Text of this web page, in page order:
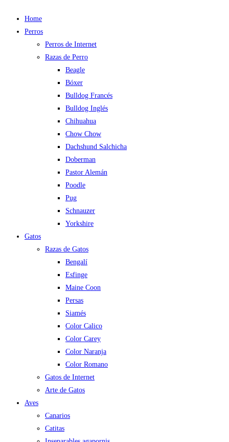
Home
Perros
Perros de Internet
Razas de Perro
Beagle
Bóxer
Bulldog Francés
Bulldog Inglés
Chihuahua
Chow Chow
Dachshund Salchicha
Doberman
Pastor Alemán
Poodle
Pug
Schnauzer
Yorkshire
Gatos
Razas de Gatos
Bengalí
Esfinge
Maine Coon
Persas
Siamés
Color Calico
Color Carey
Color Naranja
Color Romano
Gatos de Internet
Arte de Gatos
Aves
Canarios
Catitas